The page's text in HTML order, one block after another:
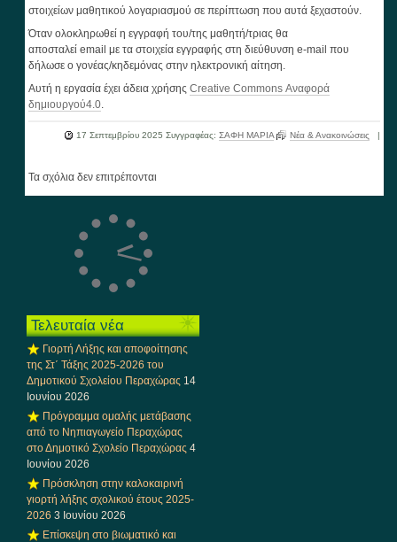
στοιχείων μαθητικού λογαριασμού σε περίπτωση που αυτά ξεχαστούν.
Όταν ολοκληρωθεί η εγγραφή του/της μαθητή/τριας θα
αποσταλεί email με τα στοιχεία εγγραφής στη διεύθυνση e-mail που
δήλωσε ο γονέας/κηδεμόνας στην ηλεκτρονική αίτηση.
Αυτή η εργασία έχει άδεια χρήσηςCreative Commons Αναφορά
δημιουργού4.0.
17 Σεπτεμβρίου 2025 Συγγραφέας: ΣΑΦΗ ΜΑΡΙΑ Νέα & Ανακοινώσεις |
Τα σχόλια δεν επιτρέπονται
Τελευταία νέα
Γιορτή Λήξης και αποφοίτησης
της Στ΄ Τάξης 2025-2026 του
Δημοτικού Σχολείου Περαχώρας 14
Ιουνίου 2026
Πρόγραμμα ομαλής μετάβασης
από το Νηπιαγωγείο Περαχώρας
στο Δημοτικό Σχολείο Περαχώρας 4
Ιουνίου 2026
Πρόσκληση στην καλοκαιρινή
γιορτή λήξης σχολικού έτους 2025-
2026 3 Ιουνίου 2026
Επίσκεψη στο βιωματικό και